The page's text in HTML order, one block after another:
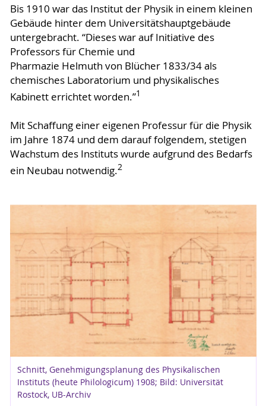
Bis 1910 war das Institut der Physik in einem kleinen
Gebäude hinter dem Universitätshauptgebäude
untergebracht. “Dieses war auf Initiative des
Professors für Chemie und
Pharmazie Helmuth von Blücher 1833/34 als
chemisches Laboratorium und physikalisches
Kabinett errichtet worden.”1
Mit Schaﬀung einer eigenen Professur für die Physik
im Jahre 1874 und dem darauf folgendem, stetigen
Wachstum des Instituts wurde aufgrund des Bedarfs
ein Neubau notwendig.2
Schnitt, Genehmigungsplanung des Physikalischen
Instituts (heute Philologicum) 1908; Bild: Universität
Rostock, UB-Archiv